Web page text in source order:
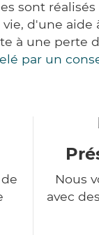
sont
d'une
à une perte
par un
Nous
avec